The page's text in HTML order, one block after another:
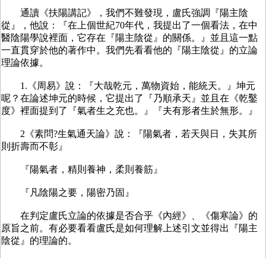
通讀《扶陽講記》，我們不難發現，盧氏強調『陽主陰
從』，他說：『在上個世紀70年代，我提出了一個看法，在中
醫陰陽學說裡面，它存在『陽主陰從』的關係。』並且這一點
一直貫穿於他的著作中。我們先看看他的『陽主陰從』的立論
理論依據。
1.《周易》說：『大哉乾元，萬物資始，能統天。』坤元
呢？在論述坤元的時候，它提出了『乃順承天』並且在《乾鑿
度》裡面提到了『氣者生之充也。』『夫有形者生於無形。』
2《素問?生氣通天論》說：『陽氣者，若天與日，失其所
則折壽而不彰』
『陽氣者，精則養神，柔則養筋』
『凡陰陽之要，陽密乃固』
在判定盧氏立論的依據是否合乎《內經》、《傷寒論》的
原旨之前。有必要看看盧氏是如何理解上述引文並得出『陽主
陰從』的理論的。